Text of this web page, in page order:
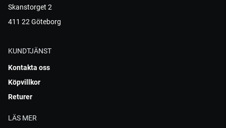
Skanstorget 2
411 22 Göteborg
KUNDTJÄNST
Kontakta oss
Köpvillkor
Returer
LÄS MER